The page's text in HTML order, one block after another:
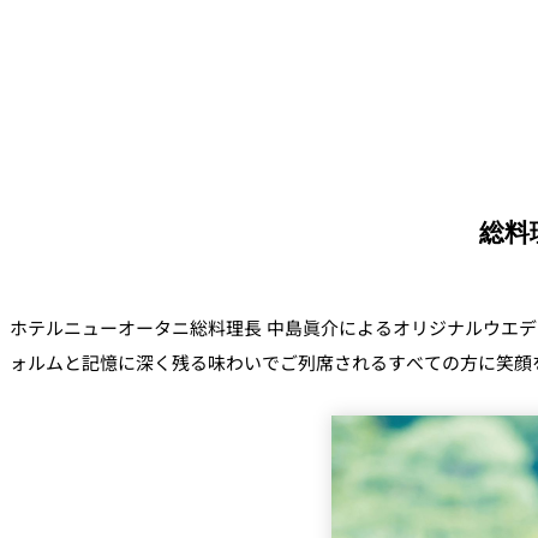
総料
ホテルニューオータニ総料理長 中島眞介によるオリジナルウ
ォルムと記憶に深く残る味わいでご列席されるすべての方に笑